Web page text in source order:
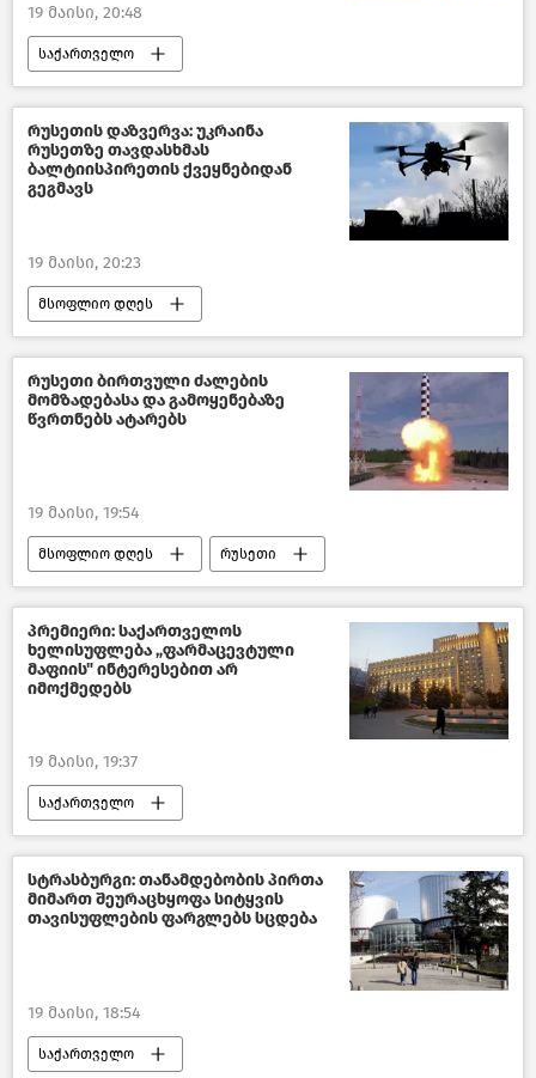
19 მაისი, 20:48
საქართველო
საქართველოს საპატრიარქო
სრულიად საქართველოს კათალიკოს-პატრიარქი შიო III
საზოგადოება ახალი ამბები
რუსეთის დაზვერვა: უკრაინა
რუსეთზე თავდასხმას
ბალტიისპირეთის ქვეყნებიდან
გეგმავს
19 მაისი, 20:23
მსოფლიო დღეს
რუსეთ-უკრაინის კონფლიქტი რუსეთი
უკრაინა ბალტიისპირეთი
მსოფლიოს ახალი ამბები პოლიტიკა
რუსეთი ბირთვული ძალების
მომზადებასა და გამოყენებაზე
წვრთნებს ატარებს
19 მაისი, 19:54
მსოფლიო დღეს რუსეთი
ბელარუსი მსოფლიოს ახალი ამბები
ახალი ამბები
პრემიერი: საქართველოს
ხელისუფლება „ფარმაცევტული
მაფიის" ინტერესებით არ
იმოქმედებს
19 მაისი, 19:37
საქართველო
ჯანდაცვა საქართველოში
საქართველოს პრემიერ–მინისტრი
საზოგადოება ახალი ამბები
სტრასბურგი: თანამდებობის პირთა
მიმართ შეურაცხყოფა სიტყვის
თავისუფლების ფარგლებს სცდება
19 მაისი, 18:54
საქართველო